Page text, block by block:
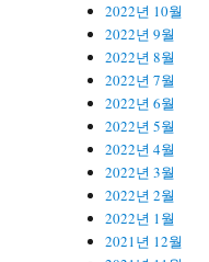
2022년 10월
2022년 9월
2022년 8월
2022년 7월
2022년 6월
2022년 5월
2022년 4월
2022년 3월
2022년 2월
2022년 1월
2021년 12월